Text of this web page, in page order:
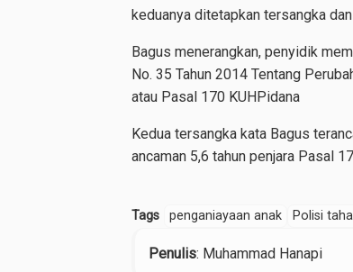
keduanya ditetapkan tersangka
Bagus menerangkan, penyidik
No. 35 Tahun 2014 Tentang
atau Pasal 170 KUHPidana
Kedua tersangka kata Bagus
ancaman 5,6 tahun penjara Pasal
Tags penganiayaan anak Polisi
Penulis: Muhammad Hanapi